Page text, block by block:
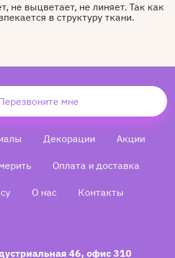
не выцветает, не линяет. Так как
в структуру ткани.
мне
Декорации Акции
Оплата и доставка
О нас Контакты
46, офис 310